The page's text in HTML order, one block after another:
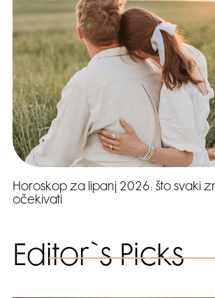
Horoskop za lipanj 2026: što svaki
očekivati
Editor`s Picks